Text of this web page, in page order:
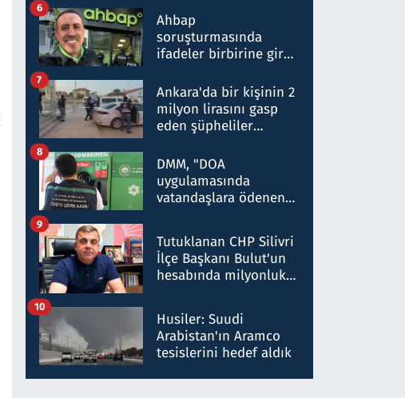
nitelikte olduğunu
belirtti
Ahbap
soruşturmasında
ifadeler birbirine girdi:
ifadelerinden ortaya
çıkan tablo şok etti
6
Ankara'da bir kişinin 2
milyon lirasını gasp
eden şüpheliler
7
DMM, "DOA
uygulamasında
vatandaşlara ödenen
düşürüldüğü" iddiasını
yalanladı
8
Tutuklanan CHP Silivri
İlçe Başkanı Bulut'un
hesabında milyonluk
talimat verdi, ben
gönderdim
9
Husiler: Suudi
Arabistan'ın Aramco
tesislerini hedef aldık
10